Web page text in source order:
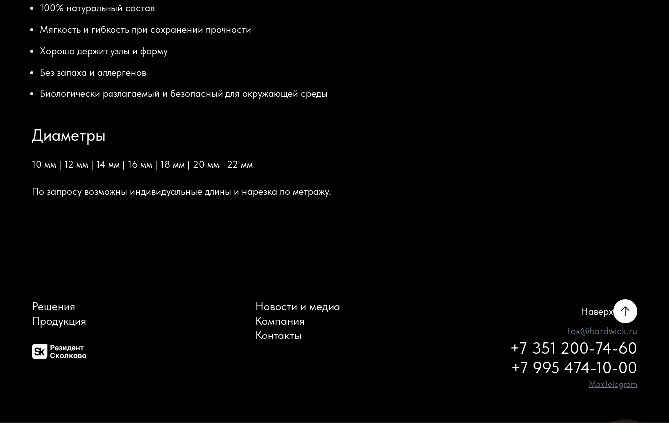
100% натуральный состав
Мягкость и гибкость при сохранении прочности
Хорошо держит узлы и форму
Без запаха и аллергенов
Биологически разлагаемый и безопасный для окружающей среды
Диаметры
10 мм | 12 мм | 14 мм | 16 мм | 18 мм | 20 мм | 22 мм
По запросу возможны индивидуальные длины и нарезка по метражу.
Решения
Продукция
Новости и медиа
Компания
Контакты
Наверх
tex@hardwick.ru
+7 351 200-74-60
+7 995 474-10-00
MaxTelegram